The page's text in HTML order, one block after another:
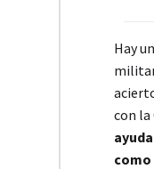
Hay
con la